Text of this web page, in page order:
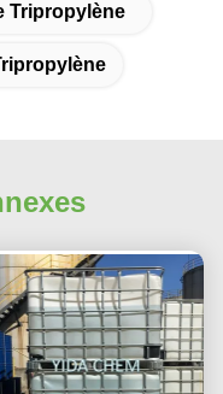
Tripropylène